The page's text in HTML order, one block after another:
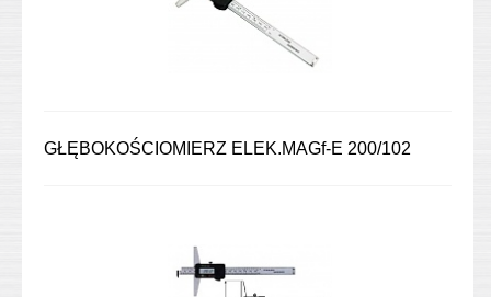
GŁĘBOKOŚCIOMIERZ ELEK.MAGf-E 200/102